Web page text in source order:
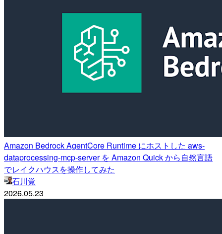
Amazon Bedrock AgentCore Runtime にホストした aws-
dataprocessing-mcp-server を Amazon Quick から自然言語
でレイクハウスを操作してみた
石川覚
2026.05.23